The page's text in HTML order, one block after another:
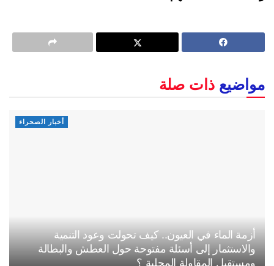
مواضيع ذات صلة
أخبار الصحراء
أزمة الماء في العيون.. كيف تحولت وعود التنمية
والاستثمار إلى أسئلة مفتوحة حول العطش والبطالة
ومستقبل المقاولة المحلية ؟